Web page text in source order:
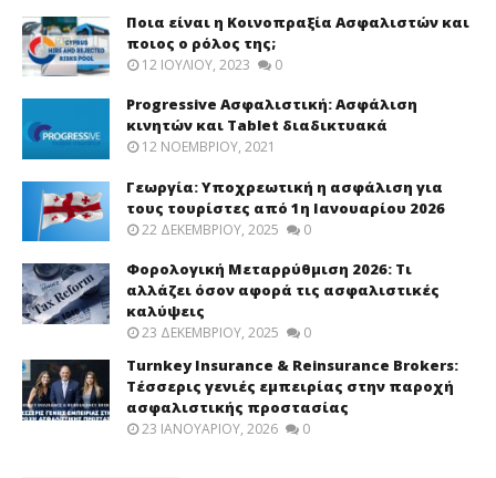
Ποια είναι η Κοινοπραξία Ασφαλιστών και
ποιος ο ρόλος της;
12 ΙΟΥΛΊΟΥ, 2023 0
Progressive Ασφαλιστική: Ασφάλιση
κινητών και Tablet διαδικτυακά
12 ΝΟΕΜΒΡΊΟΥ, 2021
Γεωργία: Υποχρεωτική η ασφάλιση για
τους τουρίστες από 1η Ιανουαρίου 2026
22 ΔΕΚΕΜΒΡΊΟΥ, 2025 0
Φορολογική Μεταρρύθμιση 2026: Τι
αλλάζει όσον αφορά τις ασφαλιστικές
καλύψεις
23 ΔΕΚΕΜΒΡΊΟΥ, 2025 0
Turnkey Insurance & Reinsurance Brokers:
Τέσσερις γενιές εμπειρίας στην παροχή
ασφαλιστικής προστασίας
23 ΙΑΝΟΥΑΡΊΟΥ, 2026 0